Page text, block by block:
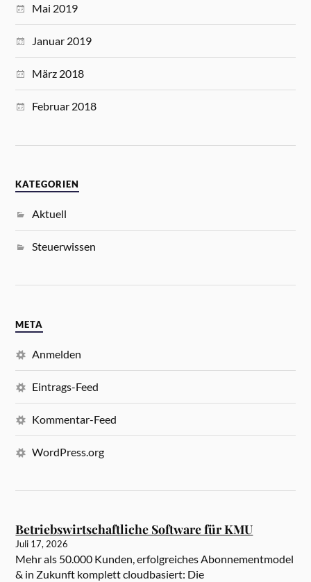
Mai 2019
Januar 2019
März 2018
Februar 2018
KATEGORIEN
Aktuell
Steuerwissen
META
Anmelden
Eintrags-Feed
Kommentar-Feed
WordPress.org
Betriebswirtschaftliche Software für KMU
Juli 17, 2026
Mehr als 50.000 Kunden, erfolgreiches Abonnementmodel
& in Zukunft komplett cloudbasiert: Die